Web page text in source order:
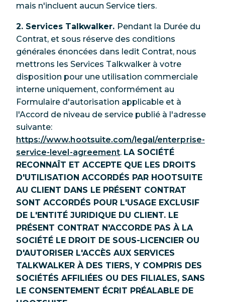
mais n'incluent aucun Service tiers.
2. Services Talkwalker. Pendant la Durée du
Contrat, et sous réserve des conditions
générales énoncées dans ledit Contrat, nous
mettrons les Services Talkwalker à votre
disposition pour une utilisation commerciale
interne uniquement, conformément au
Formulaire d'autorisation applicable et à
l'Accord de niveau de service publié à l'adresse
suivante:
https://www.hootsuite.com/legal/enterprise-
service-level-agreement. LA SOCIÉTÉ
RECONNAÎT ET ACCEPTE QUE LES DROITS
D'UTILISATION ACCORDÉS PAR HOOTSUITE
AU CLIENT DANS LE PRÉSENT CONTRAT
SONT ACCORDÉS POUR L'USAGE EXCLUSIF
DE L'ENTITÉ JURIDIQUE DU CLIENT. LE
PRÉSENT CONTRAT N'ACCORDE PAS À LA
SOCIÉTÉ LE DROIT DE SOUS-LICENCIER OU
D'AUTORISER L'ACCÈS AUX SERVICES
TALKWALKER À DES TIERS, Y COMPRIS DES
SOCIÉTÉS AFFILIÉES OU DES FILIALES, SANS
LE CONSENTEMENT ÉCRIT PRÉALABLE DE